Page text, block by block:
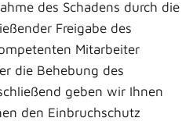
des Schadens durch die
Freigabe des
Mitarbeiter
die Behebung des
geben wir Ihnen
den Einbruchschutz